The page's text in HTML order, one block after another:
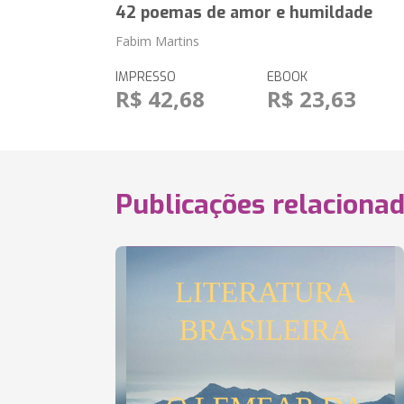
42 poemas de amor e humildade
Fabim Martins
IMPRESSO
R$ 42,68
EBOOK
R$ 23,63
Publicações